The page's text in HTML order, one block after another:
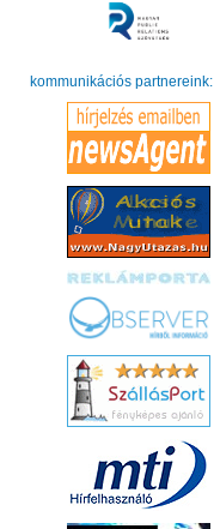
kommunikációs partnereink: